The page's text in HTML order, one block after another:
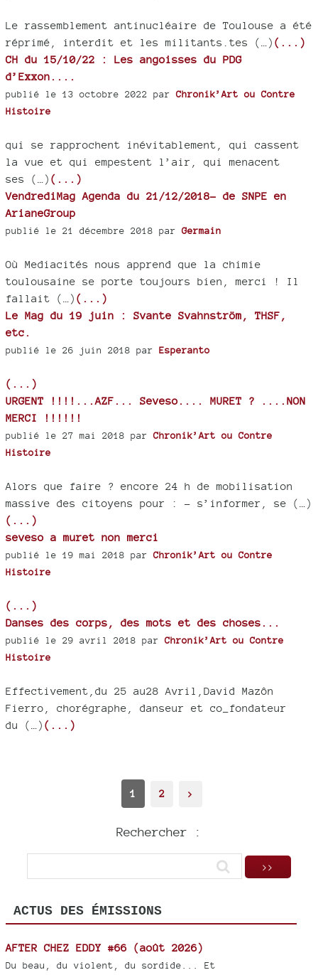
Le rassemblement antinucléaire de Toulouse a été
réprimé, interdit et les militants.tes (…) (...)
CH du 15/10/22 : Les angoisses du PDG
d’Exxon....
publié le 13 octobre 2022 parChronik’Art ou Contre
Histoire
qui se rapprochent inévitablement, qui cassent
la vue et qui empestent l’air, qui menacent
ses (…) (...)
VendrediMag Agenda du 21/12/2018- de SNPE en
ArianeGroup
publié le 21 décembre 2018 parGermain
Où Mediacités nous apprend que la chimie
toulousaine se porte toujours bien, merci ! Il
fallait (…) (...)
Le Mag du 19 juin : Svante Svahnström, THSF,
etc.
publié le 26 juin 2018 par Esperanto
(...)
URGENT !!!!...AZF... Seveso.... MURET ? ....NON
MERCI !!!!!!
publié le 27 mai 2018 parChronik’Art ou Contre
Histoire
Alors que faire ? encore 24 h de mobilisation
massive des citoyens pour : – s’informer, se (…)
(...)
seveso a muret non merci
publié le 19 mai 2018 parChronik’Art ou Contre
Histoire
(...)
Danses des corps, des mots et des choses...
publié le 29 avril 2018 parChronik’Art ou Contre
Histoire
Effectivement,du 25 au28 Avril,David Mazôn
Fierro, chorégraphe, danseur et co_fondateur
du (…) (...)
1 2 >
Rechercher :
ACTUS DES ÉMISSIONS
AFTER CHEZ EDDY #66 (août 2026)
Du beau, du violent, du sordide... Et